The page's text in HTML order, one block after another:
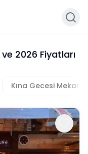
ve 2026 Fiyatları
Kına Gecesi